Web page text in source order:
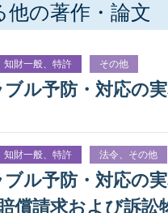
他の著作・論文
知財一般、特許 その他
ル予防・対応の
知財一般、特許 法令、その他
ル予防・対応の
償請求および訴訟